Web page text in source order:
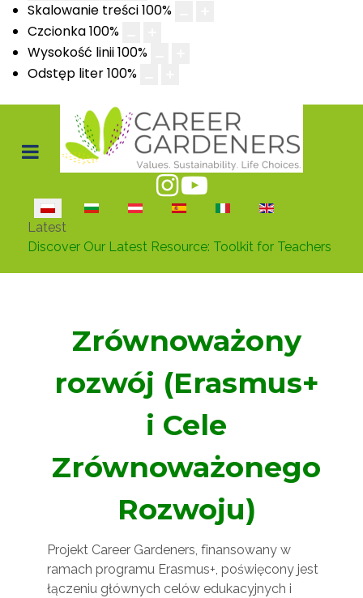
Skalowanie treści100%
Czcionka100%
Wysokość linii100%
Odstęp liter100%
Wybierz swój język
Latest
Discover Our Latest Resource: Toolkit for Teachers
Zrównoważony
rozwój (Erasmus+
i Cele
Zrównoważonego
Rozwoju)
Projekt Career Gardeners, finansowany w
ramach programu Erasmus+, poświęcony jest
łączeniu głównych celów edukacyjnych i